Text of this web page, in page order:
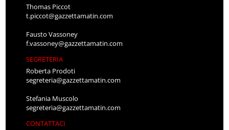
Thomas Piccot
t.piccot@gazzettamatin.com
Fausto Vassoney
f.vassoney@gazzettamatin.com
SEGRETERIA
Roberta Prodoti
segreteria@gazzettamatin.com
Stefania Muscolo
segreteria@gazzettamatin.com
CONTATTACI